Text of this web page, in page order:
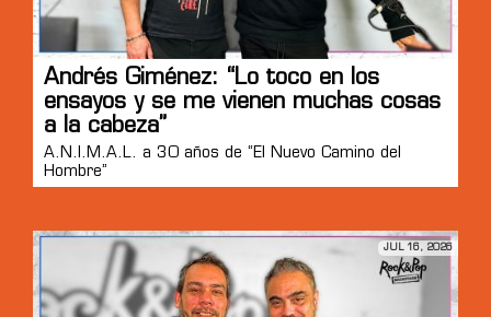
Andrés Giménez: “Lo toco en los
ensayos y se me vienen muchas cosas
a la cabeza”
A.N.I.M.A.L. a 30 años de “El Nuevo Camino del
Hombre”
JUL 16, 2026